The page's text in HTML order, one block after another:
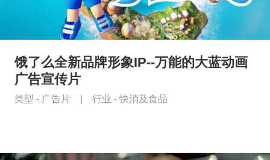
饿了么全新品牌形象IP--万能的大蓝动画
广告宣传片
类型 - 广告片 行业 -快消及食品